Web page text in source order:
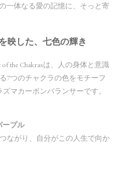
一体なる愛の記憶に、そっと寄
映した、七色の輝き
the Chakrasは、人の身体と意識
7つのチャクラの色をモチーフ
マカーボンバランサーです。
ープル
ながり、自分がこの人生で向か